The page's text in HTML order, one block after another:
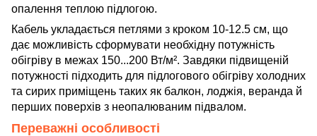
опалення теплою підлогою.
Кабель укладається петлями з кроком 10-12.5 см, що
дає можливість сформувати необхідну потужність
обігріву в межах 150...200 Вт/м². Завдяки підвищеній
потужності підходить для підлогового обігріву холодних
та сирих приміщень таких як балкон, лоджія, веранда й
перших поверхів з неопалюваним підвалом.
Переважні особливості